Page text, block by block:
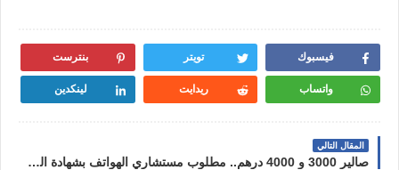
فيسبوك تويتر بنترست
واتساب ريدايت لينكدين
المقال التالي
صالير 3000 و 4000 درهم.. مطلوب مستشاري الهواتف بشهادة البكالوريا بعدة مدن